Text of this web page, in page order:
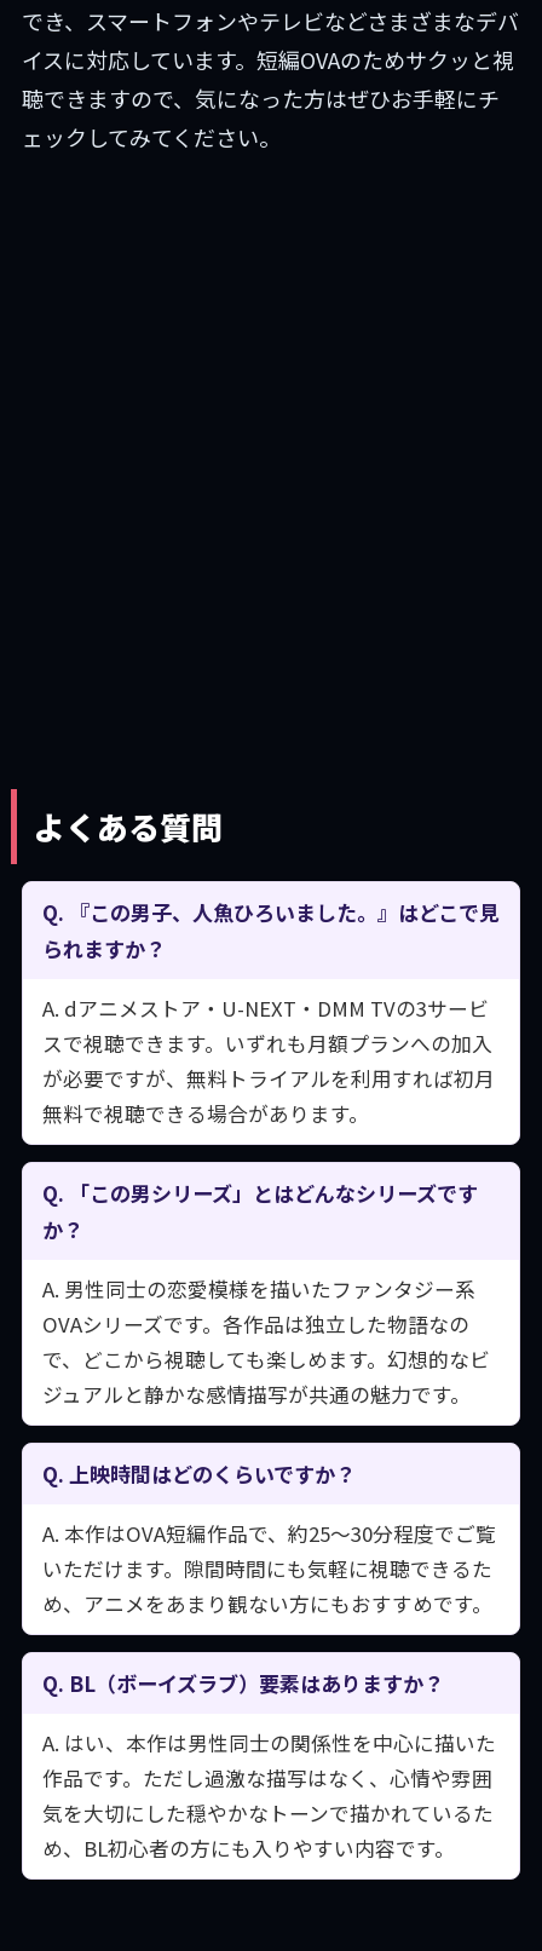
でき、スマートフォンやテレビなどさまざまなデバ
イスに対応しています。短編OVAのためサクッと視
聴できますので、気になった方はぜひお手軽にチ
ェックしてみてください。
よくある質問
Q. 『この男子、人魚ひろいました。』はどこで見
られますか？
A. dアニメストア・U-NEXT・DMM TVの3サービ
スで視聴できます。いずれも月額プランへの加入
が必要ですが、無料トライアルを利用すれば初月
無料で視聴できる場合があります。
Q. 「この男シリーズ」とはどんなシリーズです
か？
A. 男性同士の恋愛模様を描いたファンタジー系
OVAシリーズです。各作品は独立した物語なの
で、どこから視聴しても楽しめます。幻想的なビ
ジュアルと静かな感情描写が共通の魅力です。
Q. 上映時間はどのくらいですか？
A. 本作はOVA短編作品で、約25〜30分程度でご覧
いただけます。隙間時間にも気軽に視聴できるた
め、アニメをあまり観ない方にもおすすめです。
Q. BL（ボーイズラブ）要素はありますか？
A. はい、本作は男性同士の関係性を中心に描いた
作品です。ただし過激な描写はなく、心情や雰囲
気を大切にした穏やかなトーンで描かれているた
め、BL初心者の方にも入りやすい内容です。